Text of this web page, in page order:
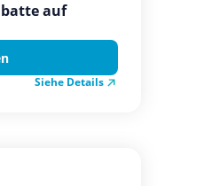
auf
Siehe Details